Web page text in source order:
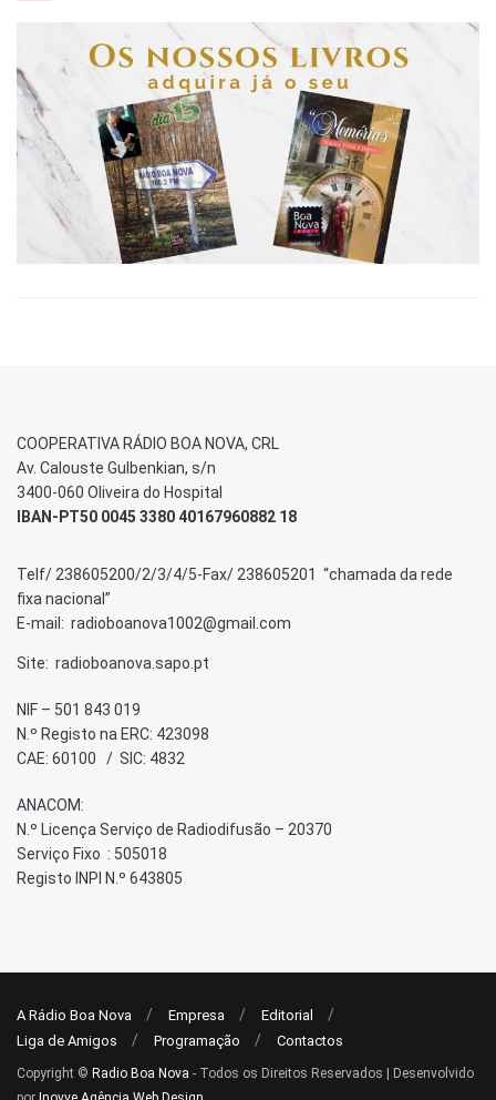
COOPERATIVA RÁDIO BOA NOVA, CRL
Av. Calouste Gulbenkian, s/n
3400-060 Oliveira do Hospital
IBAN-PT50 0045 3380 40167960882 18
Telf/ 238605200/2/3/4/5-Fax/ 238605201 “chamada da rede
fixa nacional”
E-mail: radioboanova1002@gmail.com
Site: radioboanova.sapo.pt
NIF – 501 843 019
N.º Registo na ERC: 423098
CAE: 60100 / SIC: 4832
ANACOM:
N.º Licença Serviço de Radiodifusão – 20370
Serviço Fixo : 505018
Registo INPI N.º 643805
A Rádio Boa Nova Empresa
Editorial
Liga de Amigos
Programação Contactos
Copyright © Radio Boa Nova - Todos os Direitos Reservados | Desenvolvido